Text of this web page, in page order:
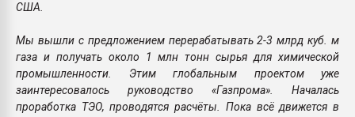
США.
Мы вышли с предложением перерабатывать 2-3 млрд куб. м
газа и получать около 1 млн тонн сырья для химической
промышленности. Этим глобальным проектом уже
заинтересовалось руководство «Газпрома». Началась
проработка ТЭО, проводятся расчёты. Пока всё движется в